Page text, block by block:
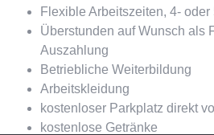
Flexible Arbeitszeiten, 4- oder
Überstunden auf Wunsch als
Auszahlung
Betriebliche Weiterbildung
Arbeitskleidung
kostenloser Parkplatz direkt
kostenlose Getränke